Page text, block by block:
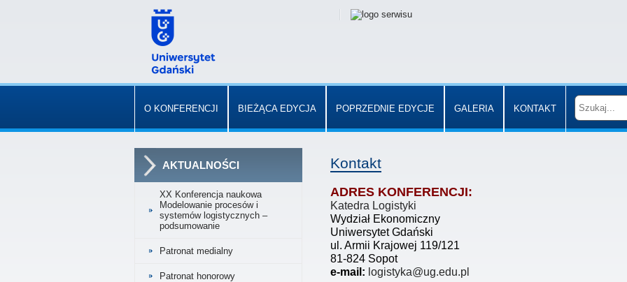
O KONFERENCJI BIEŻĄCA EDYCJA POPRZEDNIE EDYCJE GALERIA KONTAKT
Kontakt
ADRES KONFERENCJI:
Katedra Logistyki
Wydział Ekonomiczny
Uniwersytet Gdański
ul. Armii Krajowej 119/121
81-824 Sopot
e-mail: logistyka@ug.edu.pl
AKTUALNOŚCI
XX Konferencja naukowa
Modelowanie procesów i
systemów logistycznych –
podsumowanie
Patronat medialny
Patronat honorowy